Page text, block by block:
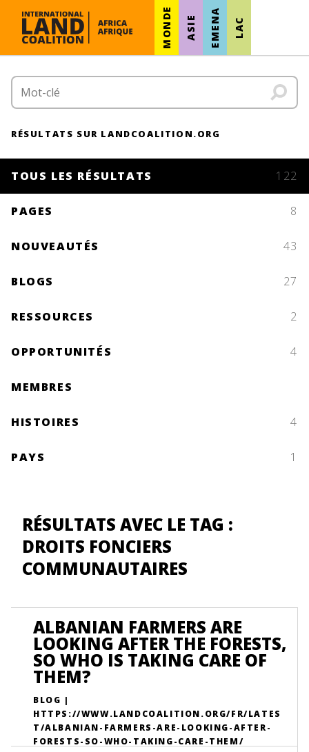
MONDE ASIE EMENA LAC
RÉSULTATS SUR LANDCOALITION.ORG
TOUS LES RÉSULTATS 122
PAGES 8
NOUVEAUTÉS 43
BLOGS 27
RESSOURCES 2
OPPORTUNITÉS 4
MEMBRES
HISTOIRES 4
PAYS 1
RÉSULTATS AVEC LE TAG :
DROITS FONCIERS
COMMUNAUTAIRES
ALBANIAN FARMERS ARE
LOOKING AFTER THE FORESTS,
SO WHO IS TAKING CARE OF
THEM?
BLOG |
HTTPS://WWW.LANDCOALITION.ORG/FR/LATES
T/ALBANIAN-FARMERS-ARE-LOOKING-AFTER-
FORESTS-SO-WHO-TAKING-CARE-THEM/